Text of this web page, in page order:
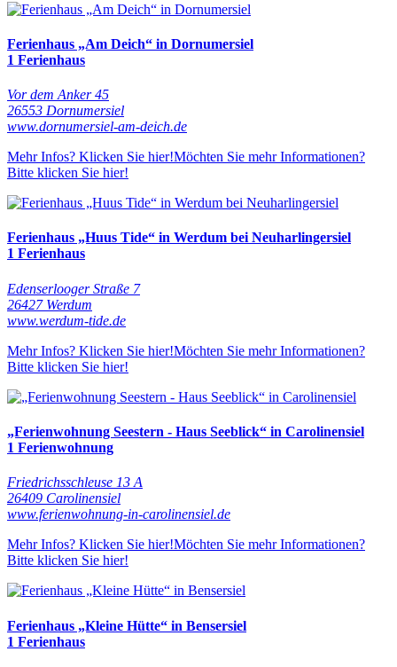
Ferienhaus „Am Deich“ in Dornumersiel
1 Ferienhaus
Vor dem Anker 45
26553 Dornumersiel
www.dornumersiel-am-deich.de
Mehr Infos? Klicken Sie hier!Möchten Sie mehr Informationen?
Bitte klicken Sie hier!
Ferienhaus „Huus Tide“ in Werdum bei Neuharlingersiel
1 Ferienhaus
Edenserlooger Straße 7
26427 Werdum
www.werdum-tide.de
Mehr Infos? Klicken Sie hier!Möchten Sie mehr Informationen?
Bitte klicken Sie hier!
„Ferienwohnung Seestern - Haus Seeblick“ in Carolinensiel
1 Ferienwohnung
Friedrichsschleuse 13 A
26409 Carolinensiel
www.ferienwohnung-in-carolinensiel.de
Mehr Infos? Klicken Sie hier!Möchten Sie mehr Informationen?
Bitte klicken Sie hier!
Ferienhaus „Kleine Hütte“ in Bensersiel
1 Ferienhaus